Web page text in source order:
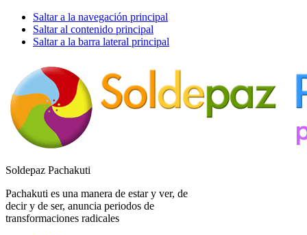
Saltar a la navegación principal
Saltar al contenido principal
Saltar a la barra lateral principal
Soldepaz Pachakuti
Pachakuti es una manera de estar y ver, de
decir y de ser, anuncia periodos de
transformaciones radicales